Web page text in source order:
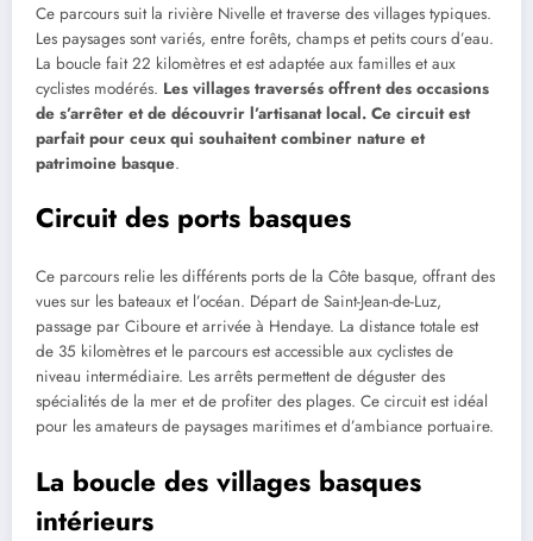
Ce parcours suit la rivière Nivelle et traverse des villages typiques.
Les paysages sont variés, entre forêts, champs et petits cours d’eau.
La boucle fait 22 kilomètres et est adaptée aux familles et aux
cyclistes modérés. Les villages traversés offrent des occasions
de s’arrêter et de découvrir l’artisanat local. Ce circuit est
parfait pour ceux qui souhaitent combiner nature et
patrimoine basque.
Circuit des ports basques
Ce parcours relie les différents ports de la Côte basque, offrant des
vues sur les bateaux et l’océan. Départ de Saint-Jean-de-Luz,
passage par Ciboure et arrivée à Hendaye. La distance totale est
de 35 kilomètres et le parcours est accessible aux cyclistes de
niveau intermédiaire. Les arrêts permettent de déguster des
spécialités de la mer et de profiter des plages. Ce circuit est idéal
pour les amateurs de paysages maritimes et d’ambiance portuaire.
La boucle des villages basques
intérieurs